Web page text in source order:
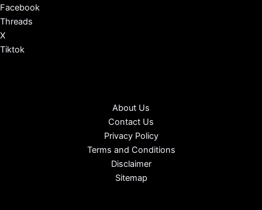
Facebook
Threads
X
Tiktok
About Us
Contact Us
Privacy Policy
Terms and Conditions
Disclaimer
Sitemap